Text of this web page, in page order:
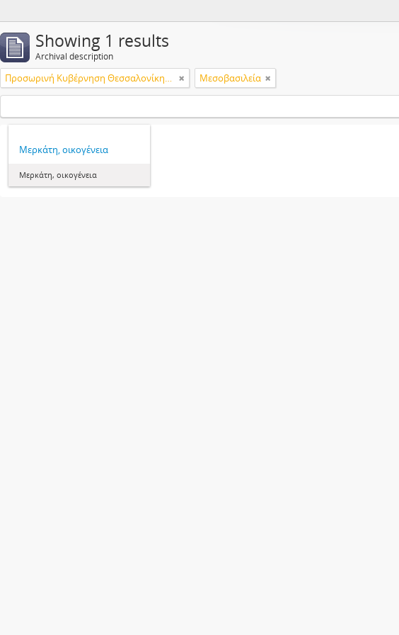
Showing 1 results
Archival description
Προσωρινή Κυβέρνηση Θεσσαλονίκης. Ανωτάτη Διεύθυνσις Δημοσίας Εκπαιδεύσεως Μεσοβασιλεία
Μερκάτη, οικογένεια
Μερκάτη, οικογένεια